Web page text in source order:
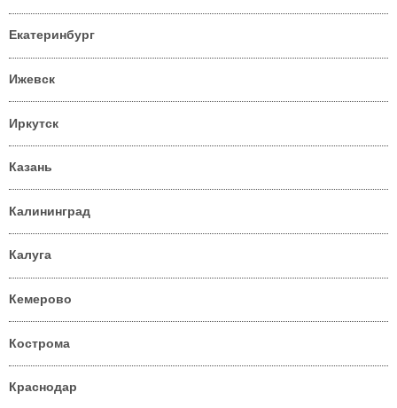
Екатеринбург
Ижевск
Иркутск
Казань
Калининград
Калуга
Кемерово
Кострома
Краснодар